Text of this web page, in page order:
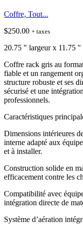
Coffre, Tout...
$250.00 + taxes
20.75 " largeur x 11.75
Coffre rack gris au
fiable et un rangement
structure robuste et ses
sécurisé et une
professionnels.
Caractéristiques
Dimensions intérieures
interne adapté aux
et à installer.
Construction solide en
efficacement contre les
Compatibilité avec
intégration directe de
Système d’aération